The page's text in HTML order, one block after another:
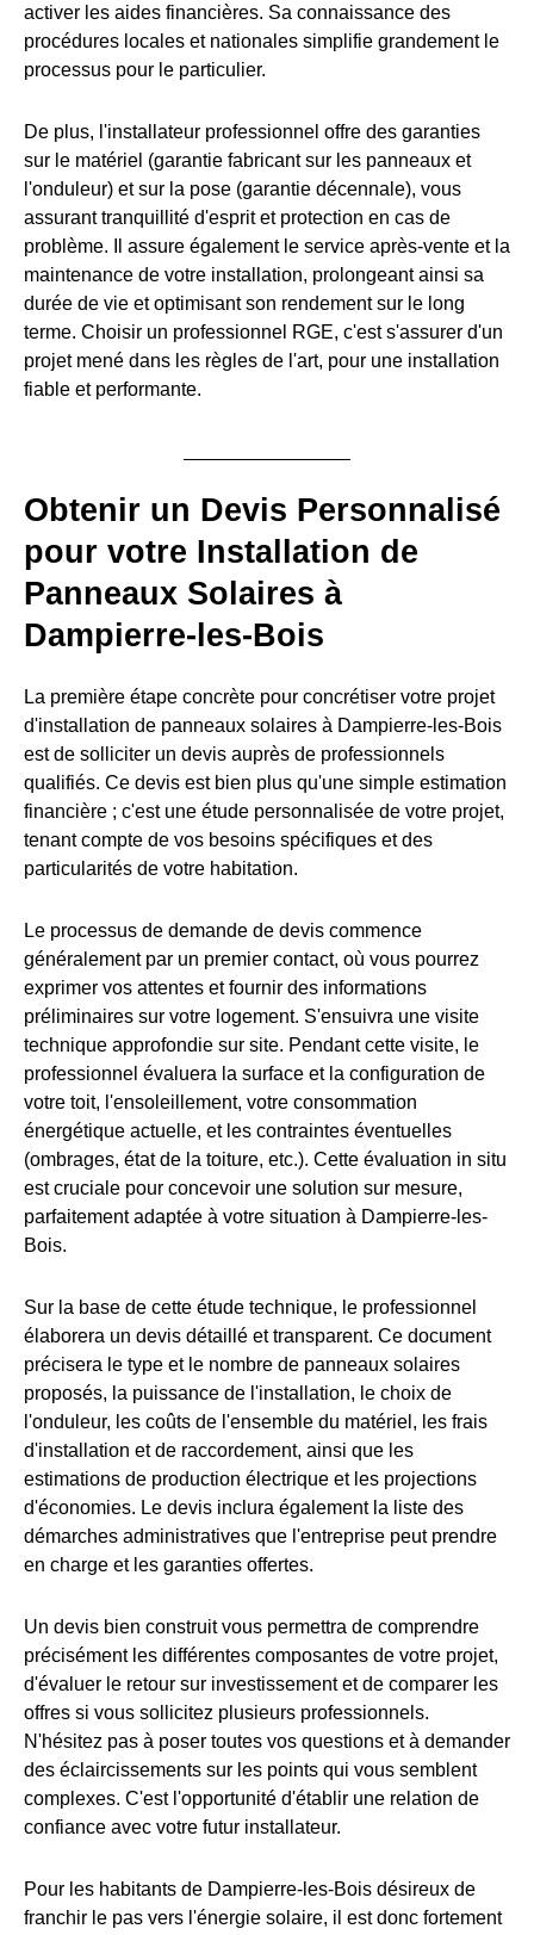
activer les aides financières. Sa connaissance des
procédures locales et nationales simplifie grandement le
processus pour le particulier.
De plus, l'installateur professionnel offre des garanties
sur le matériel (garantie fabricant sur les panneaux et
l'onduleur) et sur la pose (garantie décennale), vous
assurant tranquillité d'esprit et protection en cas de
problème. Il assure également le service après-vente et la
maintenance de votre installation, prolongeant ainsi sa
durée de vie et optimisant son rendement sur le long
terme. Choisir un professionnel RGE, c'est s'assurer d'un
projet mené dans les règles de l'art, pour une installation
fiable et performante.
Obtenir un Devis Personnalisé
pour votre Installation de
Panneaux Solaires à
Dampierre-les-Bois
La première étape concrète pour concrétiser votre projet
d'installation de panneaux solaires à Dampierre-les-Bois
est de solliciter un devis auprès de professionnels
qualifiés. Ce devis est bien plus qu'une simple estimation
financière ; c'est une étude personnalisée de votre projet,
tenant compte de vos besoins spécifiques et des
particularités de votre habitation.
Le processus de demande de devis commence
généralement par un premier contact, où vous pourrez
exprimer vos attentes et fournir des informations
préliminaires sur votre logement. S'ensuivra une visite
technique approfondie sur site. Pendant cette visite, le
professionnel évaluera la surface et la configuration de
votre toit, l'ensoleillement, votre consommation
énergétique actuelle, et les contraintes éventuelles
(ombrages, état de la toiture, etc.). Cette évaluation in situ
est cruciale pour concevoir une solution sur mesure,
parfaitement adaptée à votre situation à Dampierre-les-
Bois.
Sur la base de cette étude technique, le professionnel
élaborera un devis détaillé et transparent. Ce document
précisera le type et le nombre de panneaux solaires
proposés, la puissance de l'installation, le choix de
l'onduleur, les coûts de l'ensemble du matériel, les frais
d'installation et de raccordement, ainsi que les
estimations de production électrique et les projections
d'économies. Le devis inclura également la liste des
démarches administratives que l'entreprise peut prendre
en charge et les garanties offertes.
Un devis bien construit vous permettra de comprendre
précisément les différentes composantes de votre projet,
d'évaluer le retour sur investissement et de comparer les
offres si vous sollicitez plusieurs professionnels.
N'hésitez pas à poser toutes vos questions et à demander
des éclaircissements sur les points qui vous semblent
complexes. C'est l'opportunité d'établir une relation de
confiance avec votre futur installateur.
Pour les habitants de Dampierre-les-Bois désireux de
franchir le pas vers l'énergie solaire, il est donc fortement